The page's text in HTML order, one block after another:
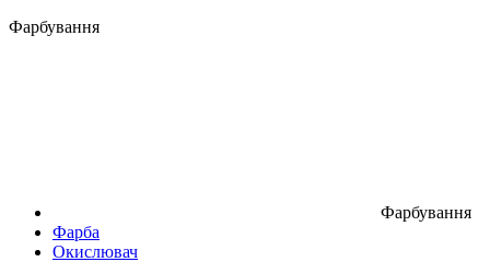
Фарбування
Фарбування
Фарба
Окислювач